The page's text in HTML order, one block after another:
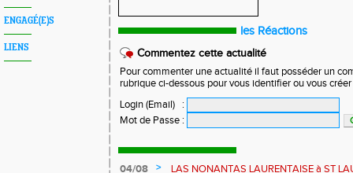
ENGAGÉ(E)S
LIENS
les Réactions
Commentez cette actualité
Pour commenter une actualité il faut posséder un
rubrique ci-dessous pour vous identifier ou vous
Login (Email)
:
Mot de Passe :
04/08 >
LAS NONANTAS LAURENTAISE à ST